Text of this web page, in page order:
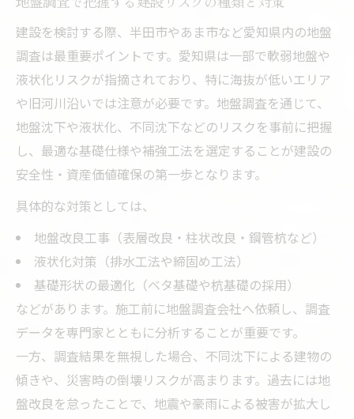
建設を検討する際、半田市やあま市など愛知県内の地盤
調査は最重要ポイントです。愛知県は一部で軟弱地盤や
液状化リスクが指摘されており、特に海抜が低いエリア
や旧河川沿いでは注意が必要です。地盤調査を通じて、
地盤沈下や液状化、不同沈下などのリスクを事前に把握
し、最適な基礎仕様や補強工法を選定することが建設の
安全性・資産価値確保の第一歩となります。
具体的な対策としては、
地盤改良工事（表層改良・柱状改良・鋼管杭など）
液状化対策（排水工法や締固め工法）
基礎形状の最適化（ベタ基礎や杭基礎の採用）
などがあります。施工前に地盤調査会社へ依頼し、調査
データを専門家とともに分析することが重要です。
一方、調査結果を無視した場合、不同沈下による建物の
傾きや、災害時の倒壊リスクが高まります。過去には地
盤改良を怠ったことで、地震や豪雨による被害が拡大し